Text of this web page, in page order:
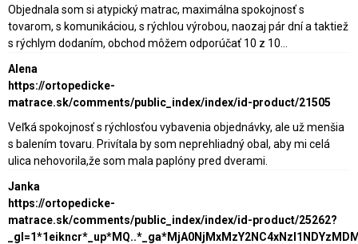
Objednala som si atypický matrac, maximálna spokojnosť s
tovarom, s komunikáciou, s rýchlou výrobou, naozaj pár dní a taktiež
s rýchlym dodaním, obchod môžem odporúčať 10 z 10...
Alena
https://ortopedicke-
matrace.sk/comments/public_index/index/id-product/21505
Veľká spokojnosť s rýchlosťou vybavenia objednávky, ale už menšia
s balením tovaru. Privítala by som neprehliadný obal, aby mi celá
ulica nehovorila,že som mala paplóny pred dverami.
Janka
https://ortopedicke-
matrace.sk/comments/public_index/index/id-product/25262?